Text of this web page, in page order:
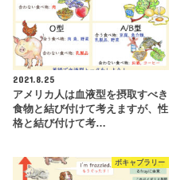
2021.8.25
アメリカ人は血液型を摂取すべき
食物と結び付けて考えますが、性
格と結び付けて考…
ボキャブラリー